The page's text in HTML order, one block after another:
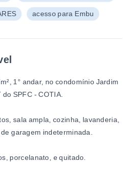
acesso para Embu
1° andar, no condomínio Jardim
SPFC - COTIA.
sala ampla, cozinha, lavanderia,
garagem indeterminada.
porcelanato, e quitado.